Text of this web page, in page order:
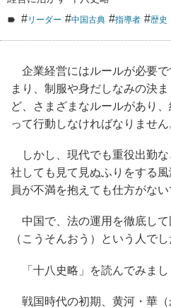
#リーダー #中国古典 #指導者 #歴史
企業経営にはルールが必要
まり、制服や身だしなみの決
ど、さまざまなルールがあり
って行動しなければなりません
しかし、現代でも重役出勤な
社しても見て見ぬふりをする
員が不満を抱えても仕方がない
中国で、法の運用を徹底し
（こうそんおう）という人でし
「十八史略」を読んでみまし
戦国時代の初期、黄河・華